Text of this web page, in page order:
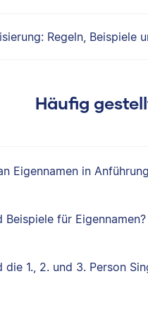
Regeln, Beispiele
Häufig
Eigennamen in
Beispiele für Eigennamen?
die 1., 2. und 3. Person